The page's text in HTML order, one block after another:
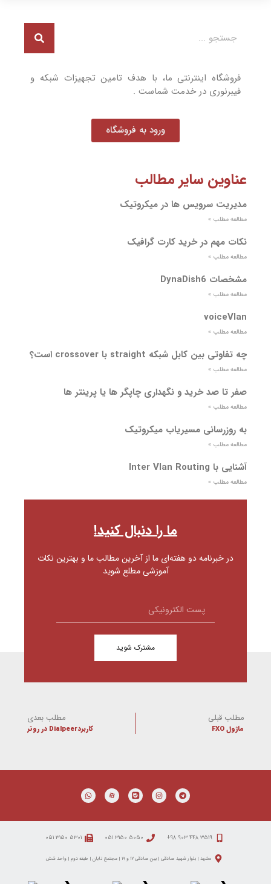
فروشگاه اینترنتی ما، با هدف تامین تجهیزات شبکه و
فیبرنوری در خدمت شماست .
ورود به فروشگاه
عناوین سایر مطالب
مدیریت سرویس ها در میکروتیک
مطالعه مطلب »
نکات مهم در خرید کارت گرافیک
مطالعه مطلب »
مشخصات DynaDish6
مطالعه مطلب »
voiceVlan
مطالعه مطلب »
چه تفاوتی بین کابل شبکه straight با crossover است؟
مطالعه مطلب »
صفر تا صد خرید و نگهداری چاپگر ها یا پرینتر ها
مطالعه مطلب »
به روزرسانی مسیریاب میکروتیک
مطالعه مطلب »
آشنایی با Inter Vlan Routing
مطالعه مطلب »
ما را دنبال کنید!
در خبرنامه دو هفته‌ای ما از آخرین مطالب ما و بهترین نکات
آموزشی مطلع شوید
مشترک شوید
مطلب قبلی
ماژول FXO
مطلب بعدی
کاربردDialpeer در روتر
۳۵۱۹ ۴۴۸ ۹۰۳ ۹۸+ ۵۰۵۰ ۳۱۵۰ ۰۵۱ ۵۳۰۱ ۳۱۵۰ ۰۵۱
مشهد | بلوار شهید صادقی | بین صادقی ۱۷ و ۱۹ | مجتمع تابان | طبقه دوم | واحد شش